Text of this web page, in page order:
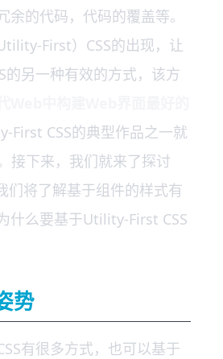
余的代码，代码的覆盖等。
First）CSS的出现，让
的另一种有效的方式，该方
First CSS的典型作品之一就
接下来，我们就来了探讨
们将了解基于组件的样式有
什么要基于Utility-First CSS
势
有很多方式，也可以基于